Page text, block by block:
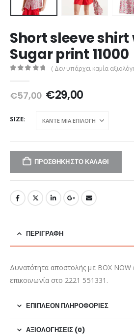
Short sleeve
Sugar print 11000
( Δεν υπάρχει καμία
€57,00 Original
was:
€57,00.
€29,00Η
τιμή
είναι:
€29,00.
SIZE
ΠΡΟΣΘΉΚΗ ΣΤΟ ΚΑΛΆΘΙ
ΠΕΡΙΓΡΑΦΉ
Δυνατότητα αποστολής με BOX NOW
επικοινωνία στο 2221 551331.
ΕΠΙΠΛΈΟΝ ΠΛΗΡΟΦΟΡΊΕΣ
ΑΞΙΟΛΟΓΉΣΕΙΣ (0)